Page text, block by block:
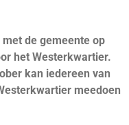
de gemeente op
het Westerkwartier.
kan iedereen van
meedoen